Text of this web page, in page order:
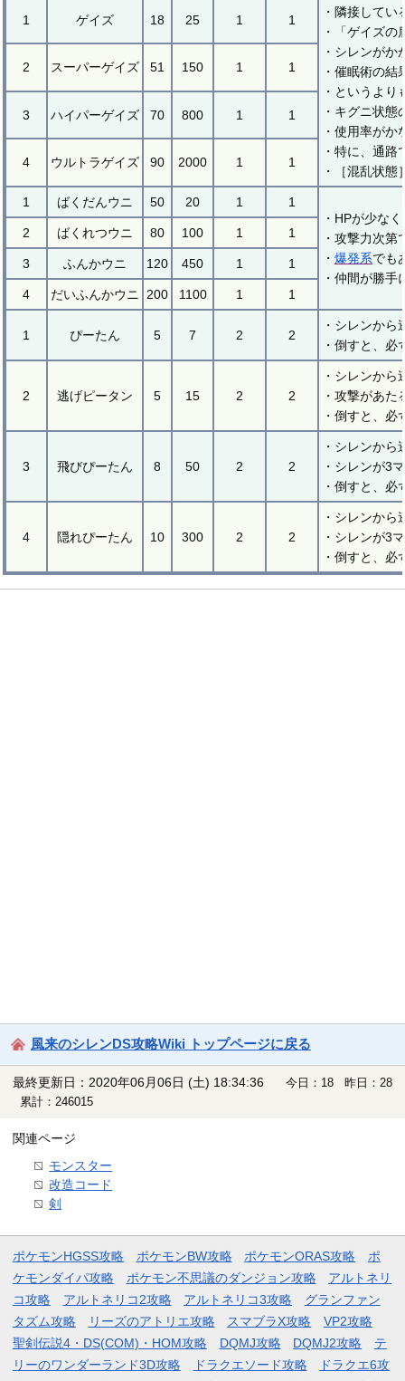
1 ゲイズ 18 25 1 1
・隣接して
・「ゲイズ
・シレンが
・催眠術の
・というよ
・キグニ状
・使用率が
・特に、通
・［混乱状
2 スーパーゲイズ 51 150 1 1
3 ハイパーゲイズ 70 800 1 1
4 ウルトラゲイズ 90 2000 1 1
1 ばくだんウニ 50 20 1
1
・HPが少な
・攻撃力次
・ 爆発系でも
・仲間が勝
2 ばくれつウニ 80 100 1 1
3 ふんかウニ 120 450 1 1
4 だいふんかウニ 200 1100 1 1
1 ぴーたん 5 7 2 2
・シレンから
・倒すと、
2 逃げピータン 5 15 2 2
・シレンから
・攻撃があた
・倒すと、
3 飛びぴーたん 8 50 2 2
・シレンから
・シレンが3
・倒すと、必
4 隠れぴーたん 10 300 2 2
・シレンから
・シレンが3
・倒すと、必
風来のシレンDS攻略Wiki トップページに戻る
最終更新日：2020年06月06日 (土) 18:34:36
今日：18 昨日：28
累計：246015
関連ページ
モンスター
改造コード
剣
ポケモンHGSS攻略 ポケモンBW攻略 ポケモンORAS攻略
ポ
ケモンダイパ攻略
ポケモン不思議のダンジョン攻略
アルトネリ
コ攻略
アルトネリコ2攻略 アルトネリコ3攻略
グランファン
タズム攻略
リーズのアトリエ攻略 スマブラX攻略
VP2攻略
聖剣伝説4・DS(COM)・HOM攻略
DQMJ攻略 DQMJ2攻略
テ
リーのワンダーランド3D攻略
ドラクエソード攻略
ドラクエ6攻